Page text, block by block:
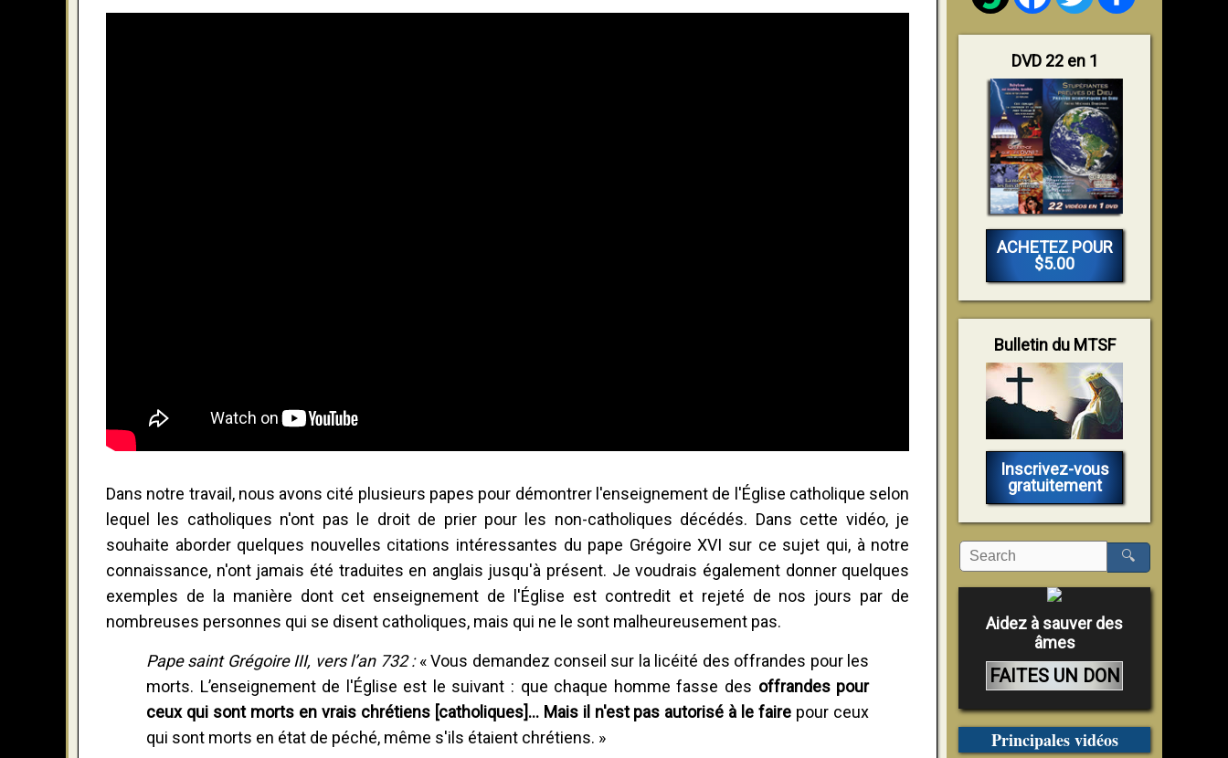
Dans notre travail, nous avons cité plusieurs papes pour démontrer l'enseignement de l'Église catholique selon
lequel les catholiques n'ont pas le droit de prier pour les non-catholiques décédés. Dans cette vidéo, je
souhaite aborder quelques nouvelles citations intéressantes du pape Grégoire XVI sur ce sujet qui, à notre
connaissance, n'ont jamais été traduites en anglais jusqu'à présent. Je voudrais également donner quelques
exemples de la manière dont cet enseignement de l'Église est contredit et rejeté de nos jours par de
nombreuses personnes qui se disent catholiques, mais qui ne le sont malheureusement pas.
Pape saint Grégoire III, vers l’an 732 :« Vous demandez conseil sur la licéité des offrandes pour les
morts. L’enseignement de l'Église est le suivant : que chaque homme fasse des offrandes pour
ceux qui sont morts en vrais chrétiens [catholiques]... Mais il n'est pas autorisé à le faire pour ceux
qui sont morts en état de péché, même s'ils étaient chrétiens. »
DVD 22 en 1
ACHETEZ POUR
$5.00
Bulletin du MTSF
Inscrivez-vous
gratuitement
🔍
Aidez à sauver des
âmes
FAITES UN DON
Principales vidéos